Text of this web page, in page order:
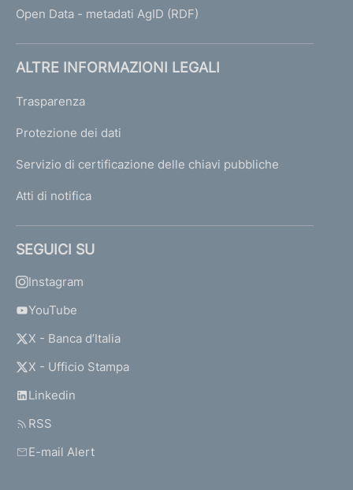
Open Data - metadati AgID (RDF)
ALTRE INFORMAZIONI LEGALI
Trasparenza
Protezione dei dati
Servizio di certificazione delle chiavi pubbliche
Atti di notifica
SEGUICI SU
Instagram
YouTube
X - Banca d’Italia
X - Ufficio Stampa
Linkedin
RSS
E-mail Alert